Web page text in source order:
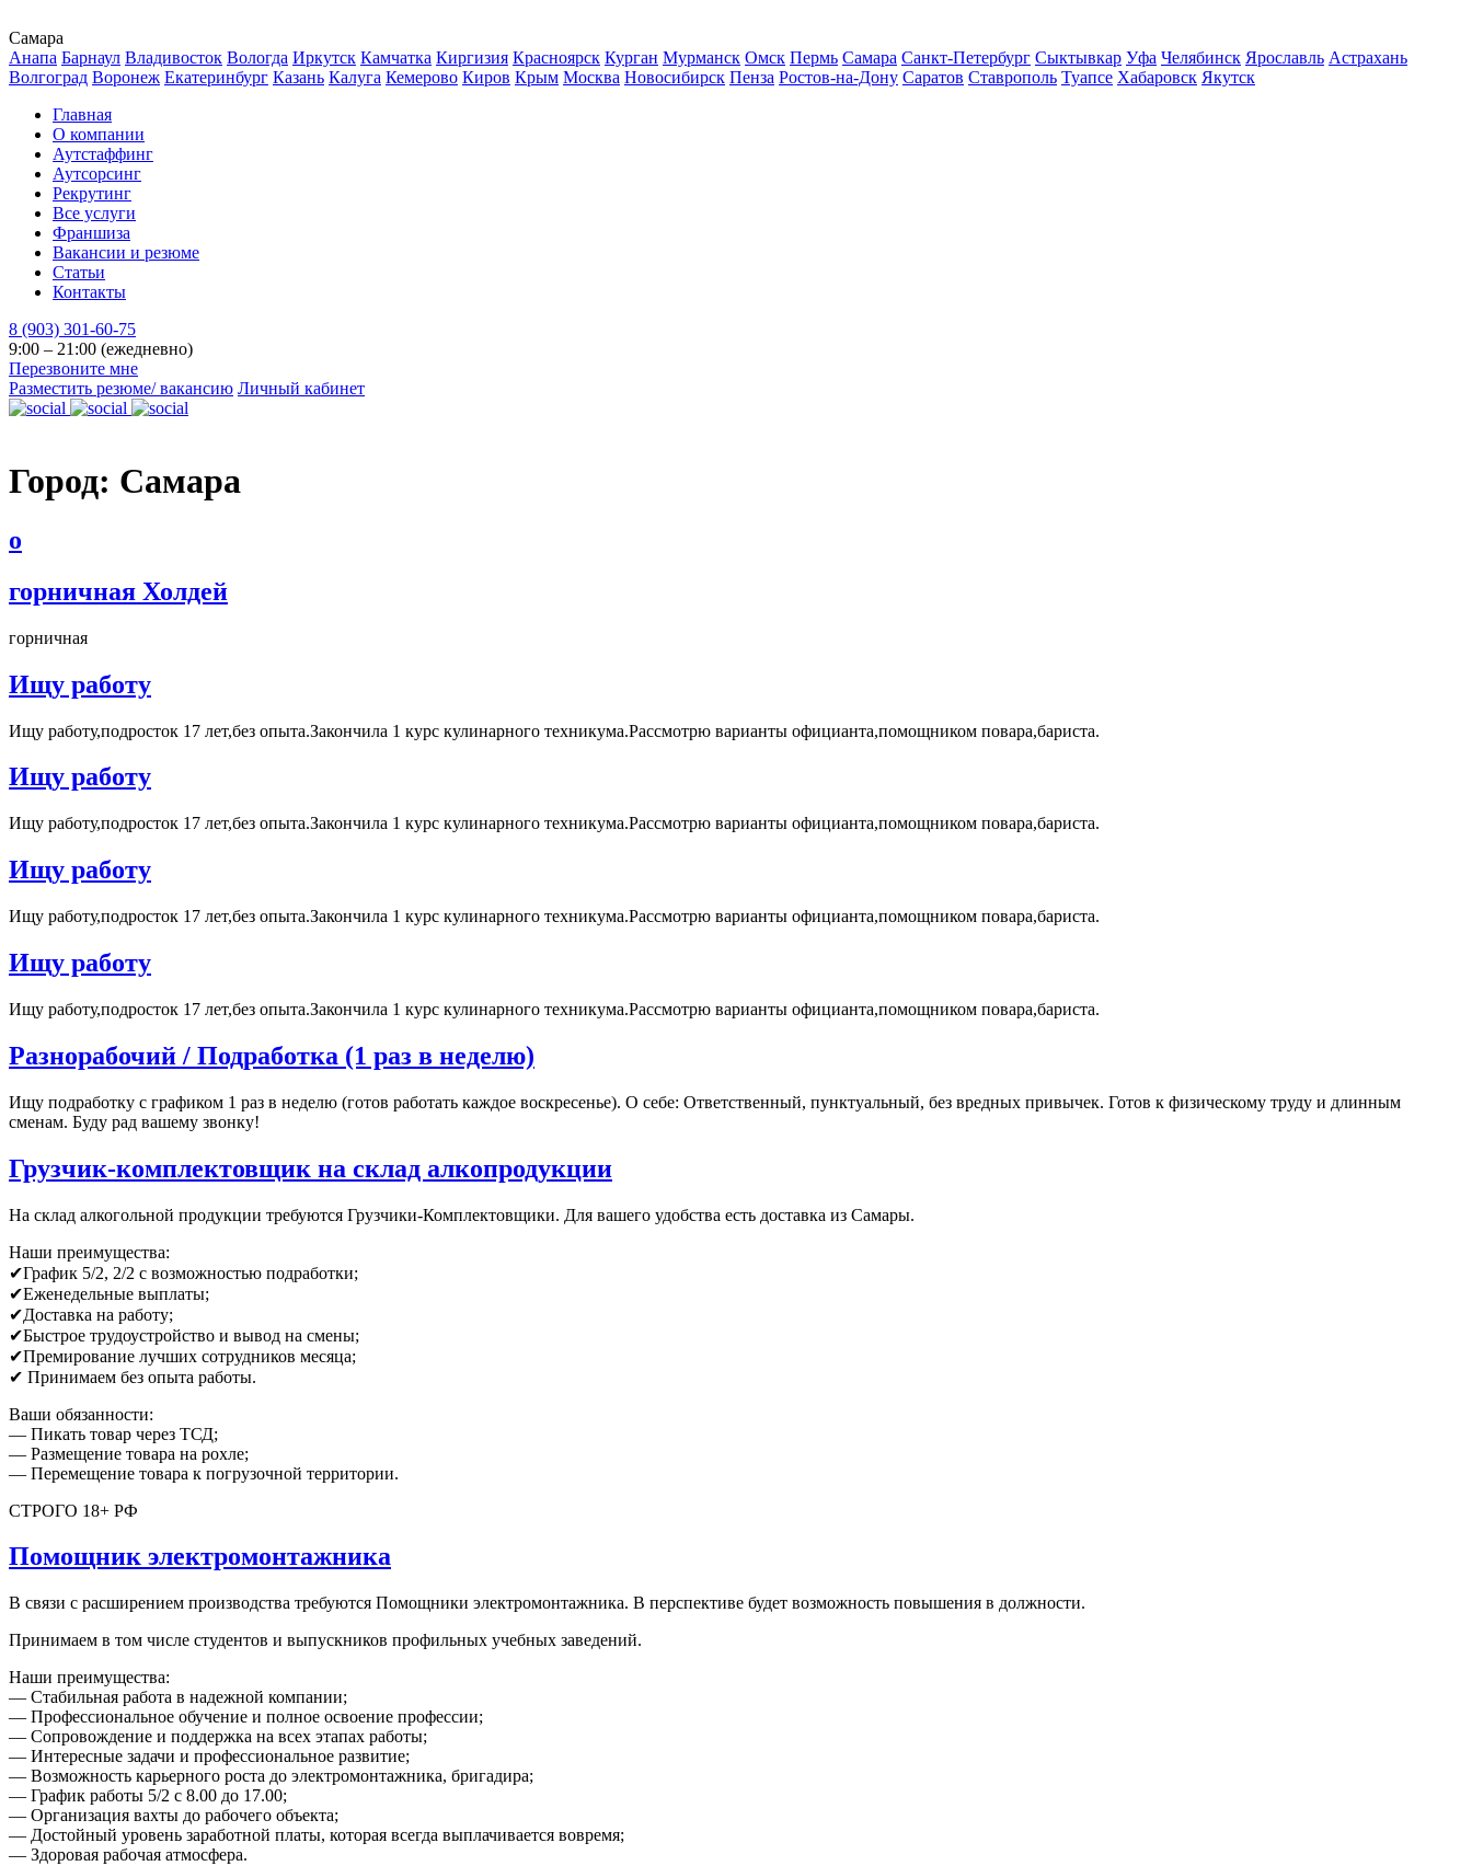
Самара
Анапа Барнаул Владивосток Вологда Иркутск Камчатка Киргизия Красноярск Курган Мурманск Омск Пермь Самара Санкт-Петербург Сыктывкар Уфа Челябинск Ярославль Астрахань
Волгоград Воронеж Екатеринбург Казань Калуга Кемерово Киров Крым Москва Новосибирск Пенза Ростов-на-Дону Саратов Ставрополь Туапсе Хабаровск Якутск
Главная
О компании
Аутстаффинг
Аутсорсинг
Рекрутинг
Все услуги
Франшиза
Вакансии и резюме
Статьи
Контакты
8 (903) 301-60-75
9:00 – 21:00 (ежедневно)
Перезвоните мне
Разместить резюме/ вакансию Личный кабинет
Город: Самара
о
горничная Холдей
горничная
Ищу работу
Ищу работу,подросток 17 лет,без опыта.Закончила 1 курс кулинарного техникума.Рассмотрю варианты официанта,помощником повара,бариста.
Ищу работу
Ищу работу,подросток 17 лет,без опыта.Закончила 1 курс кулинарного техникума.Рассмотрю варианты официанта,помощником повара,бариста.
Ищу работу
Ищу работу,подросток 17 лет,без опыта.Закончила 1 курс кулинарного техникума.Рассмотрю варианты официанта,помощником повара,бариста.
Ищу работу
Ищу работу,подросток 17 лет,без опыта.Закончила 1 курс кулинарного техникума.Рассмотрю варианты официанта,помощником повара,бариста.
Разнорабочий / Подработка (1 раз в неделю)
Ищу подработку с графиком 1 раз в неделю (готов работать каждое воскресенье). О себе: Ответственный, пунктуальный, без вредных привычек. Готов к физическому труду и длинным
сменам. Буду рад вашему звонку!
Грузчик-комплектовщик на склад алкопродукции
На склад алкогольной продукции требуются Грузчики-Комплектовщики. Для вашего удобства есть доставка из Самары.
Наши преимущества:
✔График 5/2, 2/2 c возможностью подработки;
✔Еженедельные выплаты;
✔Доставка на работу;
✔Быстрое трудоустройство и вывод на смены;
✔Премирование лучших сотрудников месяца;
✔ Принимаем без опыта работы.
Ваши обязанности:
— Пикать товар через ТСД;
— Размещение товара на рохле;
— Перемещение товара к погрузочной территории.
СТРОГО 18+ РФ
Помощник электромонтажника
В связи с расширением производства требуются Помощники электромонтажника. В перспективе будет возможность повышения в должности.
Принимаем в том числе студентов и выпускников профильных учебных заведений.
Наши преимущества:
— Стабильная работа в надежной компании;
— Профессиональное обучение и полное освоение профессии;
— Сопровождение и поддержка на всех этапах работы;
— Интересные задачи и профессиональное развитие;
— Возможность карьерного роста до электромонтажника, бригадира;
— График работы 5/2 с 8.00 до 17.00;
— Организация вахты до рабочего объекта;
— Достойный уровень заработной платы, которая всегда выплачивается вовремя;
— Здоровая рабочая атмосфера.